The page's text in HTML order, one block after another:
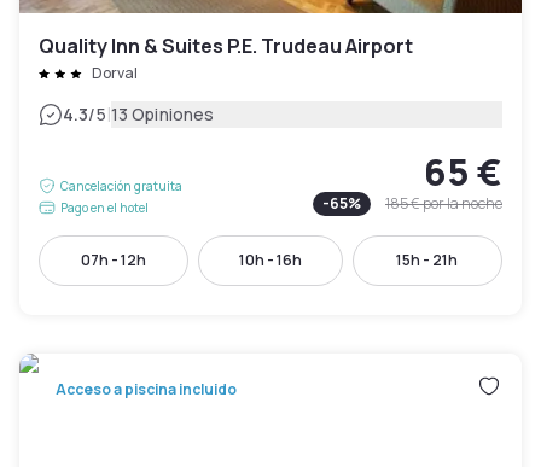
Quality Inn & Suites P.E. Trudeau Airport
Dorval
4.3/5|13 Opiniones
Cancelación gratuita
Pago en el hotel
65 €
-65% 185 €por la noche
07h - 12h 10h - 16h 15h - 21h
Acceso a piscina incluido